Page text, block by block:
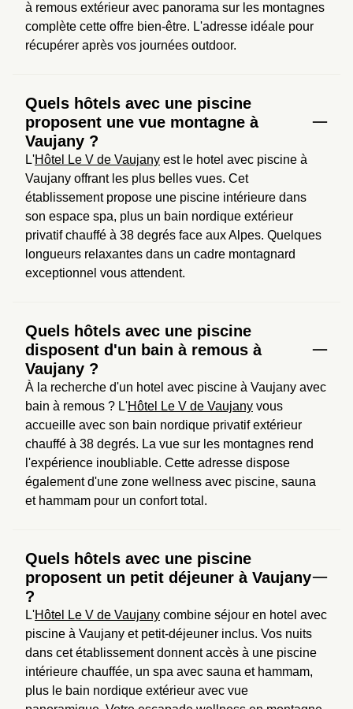
à remous extérieur avec panorama sur les montagnes
complète cette offre bien-être. L'adresse idéale pour
récupérer après vos journées outdoor.
Quels hôtels avec une piscine
proposent une vue montagne à
Vaujany ?
L'Hôtel Le V de Vaujany est le hotel avec piscine à
Vaujany offrant les plus belles vues. Cet
établissement propose une piscine intérieure dans
son espace spa, plus un bain nordique extérieur
privatif chauffé à 38 degrés face aux Alpes. Quelques
longueurs relaxantes dans un cadre montagnard
exceptionnel vous attendent.
Quels hôtels avec une piscine
disposent d'un bain à remous à
Vaujany ?
À la recherche d'un hotel avec piscine à Vaujany avec
bain à remous ? L'Hôtel Le V de Vaujany vous
accueille avec son bain nordique privatif extérieur
chauffé à 38 degrés. La vue sur les montagnes rend
l'expérience inoubliable. Cette adresse dispose
également d'une zone wellness avec piscine, sauna
et hammam pour un confort total.
Quels hôtels avec une piscine
proposent un petit déjeuner à Vaujany
?
L'Hôtel Le V de Vaujany combine séjour en hotel avec
piscine à Vaujany et petit-déjeuner inclus. Vos nuits
dans cet établissement donnent accès à une piscine
intérieure chauffée, un spa avec sauna et hammam,
plus le bain nordique extérieur avec vue